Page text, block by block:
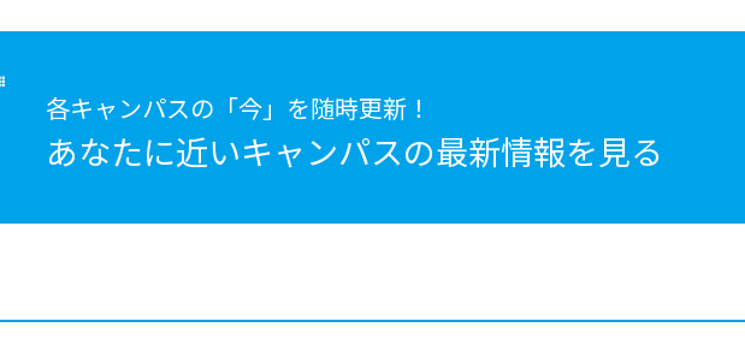
各キャンパスの「今」を随時更新！
あなたに近いキャンパスの最新情報を見る